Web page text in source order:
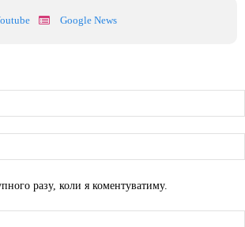
Google News
разу, коли я коментуватиму.